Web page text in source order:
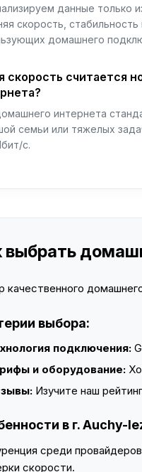
данные только
скорость,
домашнего
скорость считается
интернета
семьи или тяжелых
с.
выбрать
качественного
выбора:
подключения:
и оборудование:
Изучите наш
в г. Auchy-
среди
скорости.